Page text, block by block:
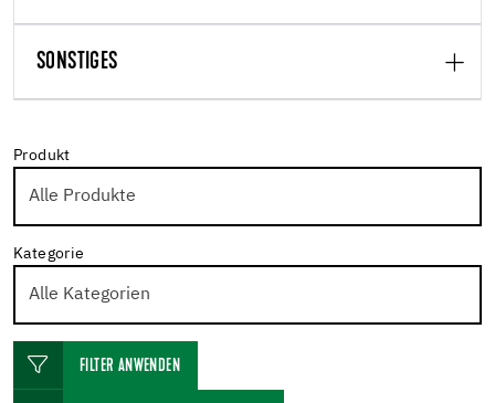
SONSTIGES
Produkt
Kategorie
FILTER ANWENDEN